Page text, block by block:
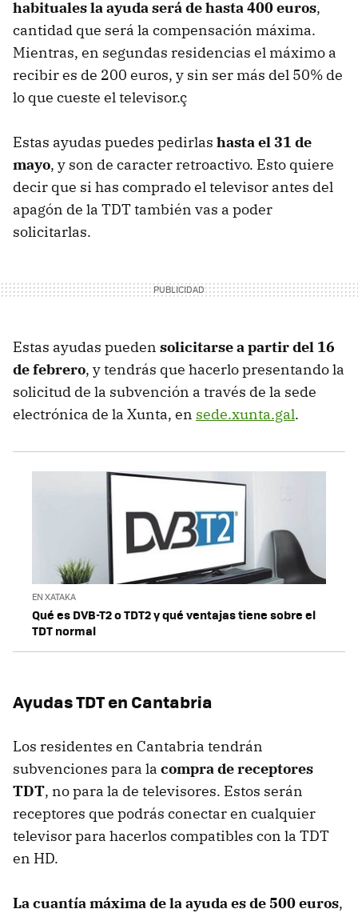
habituales la ayuda será de hasta 400 euros,
cantidad que será la compensación máxima.
Mientras, en segundas residencias el máximo a
recibir es de 200 euros, y sin ser más del 50% de
lo que cueste el televisor.ç
Estas ayudas puedes pedirlas hasta el 31 de
mayo, y son de caracter retroactivo. Esto quiere
decir que si has comprado el televisor antes del
apagón de la TDT también vas a poder
solicitarlas.
Estas ayudas pueden solicitarse a partir del 16
de febrero, y tendrás que hacerlo presentando la
solicitud de la subvención a través de la sede
electrónica de la Xunta, en sede.xunta.gal.
EN XATAKA
Qué es DVB-T2 o TDT2 y qué ventajas tiene sobre el
TDT normal
Ayudas TDT en Cantabria
Los residentes en Cantabria tendrán
subvenciones para la compra de receptores
TDT, no para la de televisores. Estos serán
receptores que podrás conectar en cualquier
televisor para hacerlos compatibles con la TDT
en HD.
La cuantía máxima de la ayuda es de 500 euros,